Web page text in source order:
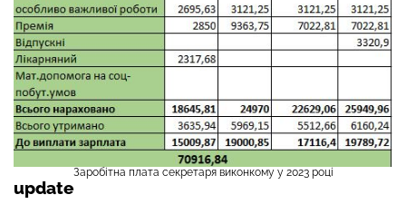
Заробітна плата секретаря виконкому у 2023 році
update